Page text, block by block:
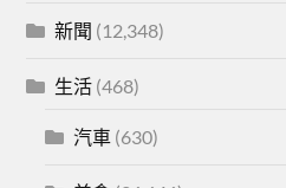
新聞 (12,348)
生活 (468)
汽車 (630)